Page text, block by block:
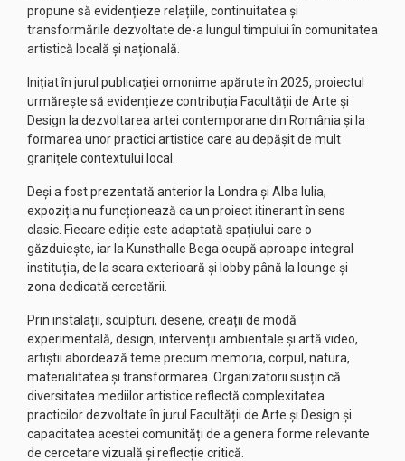
propune să evidențieze relațiile, continuitatea și
transformările dezvoltate de-a lungul timpului în comunitatea
artistică locală și națională.
Inițiat în jurul publicației omonime apărute în 2025, proiectul
urmărește să evidențieze contribuția Facultății de Arte și
Design la dezvoltarea artei contemporane din România și la
formarea unor practici artistice care au depășit de mult
granițele contextului local.
Deși a fost prezentată anterior la Londra și Alba Iulia,
expoziția nu funcționează ca un proiect itinerant în sens
clasic. Fiecare ediție este adaptată spațiului care o
găzduiește, iar la Kunsthalle Bega ocupă aproape integral
instituția, de la scara exterioară și lobby până la lounge și
zona dedicată cercetării.
Prin instalații, sculpturi, desene, creații de modă
experimentală, design, intervenții ambientale și artă video,
artiștii abordează teme precum memoria, corpul, natura,
materialitatea și transformarea. Organizatorii susțin că
diversitatea mediilor artistice reflectă complexitatea
practicilor dezvoltate în jurul Facultății de Arte și Design și
capacitatea acestei comunități de a genera forme relevante
de cercetare vizuală și reflecție critică.